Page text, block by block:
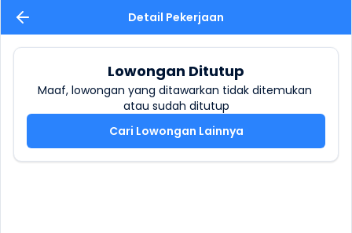
Detail Pekerjaan
Lowongan Ditutup
Maaf, lowongan yang ditawarkan tidak ditemukan
atau sudah ditutup
Cari Lowongan Lainnya